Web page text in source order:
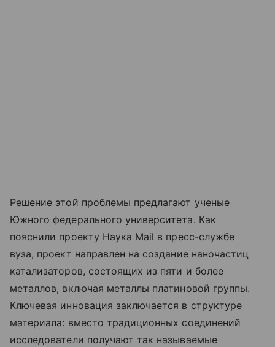
Решение этой проблемы предлагают ученые
Южного федерального университета. Как
пояснили проекту Наука Mail в пресс-службе
вуза, проект направлен на создание наночастиц
катализаторов, состоящих из пяти и более
металлов, включая металлы платиновой группы.
Ключевая инновация заключается в структуре
материала: вместо традиционных соединений
исследователи получают так называемые